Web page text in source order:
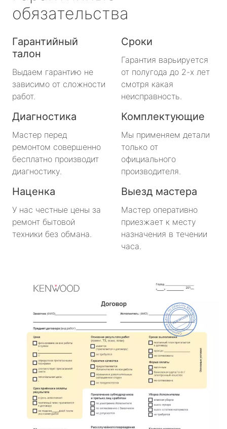
обязательства
Гарантийный
талон
Выдаем гарантию не
зависимо от сложности
работ.
Сроки
Гарантия варьируется
от полугода до 2-х лет
смотря какая
неисправность.
Диагностика
Мастер перед
ремонтом совершенно
бесплатно производит
диагностику.
Комплектующие
Мы применяем детали
только от
официального
производителя.
Наценка
У нас честные цены за
ремонт бытовой
техники без обмана.
Выезд мастера
Мастер оперативно
приезжает к месту
назначения в течении
часа.